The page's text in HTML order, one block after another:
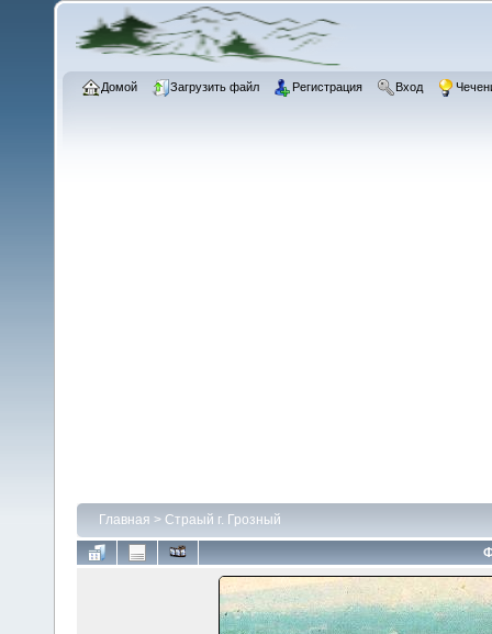
Домой Загрузить файл Регистрация Вход
Главная > Страый г. Грозный